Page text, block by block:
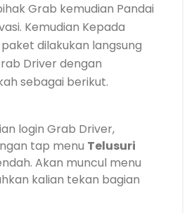
Grab kemudian Pandai
Kemudian Kepada
dilakukan langsung
Driver dengan
sebagai berikut.
login Grab Driver,
tap menu Telusuri
Akan muncul menu
kalian tekan bagian